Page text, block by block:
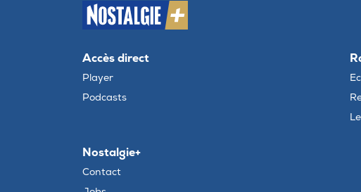
Accès direct
Player
Podcasts
Nostalgie+
Contact